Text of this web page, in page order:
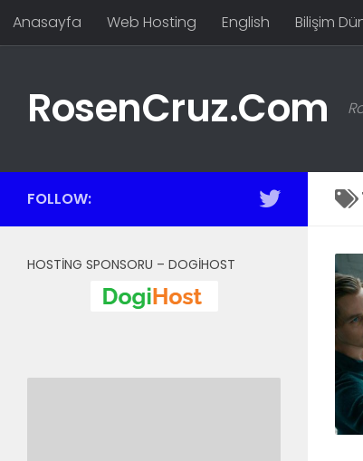
Skip to content
Anasayfa Web Hosting English Bilişim
RosenCruz.Com
FOLLOW:
HOSTING SPONSORU – DOGIHOST